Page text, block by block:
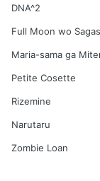
DNA^2
Full Moon wo
Maria-sama ga
Petite Cosette
Rizemine
Narutaru
Zombie Loan